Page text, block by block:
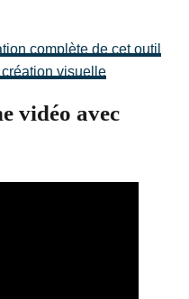
complète de cet outil
visuelle
vidéo avec